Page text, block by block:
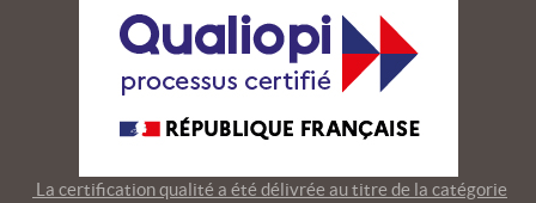
La certification qualité a été délivrée au titre de la catégorie